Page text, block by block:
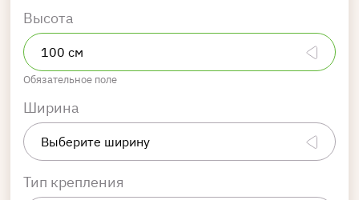
Высота
Обязательное поле
Ширина
Тип крепления